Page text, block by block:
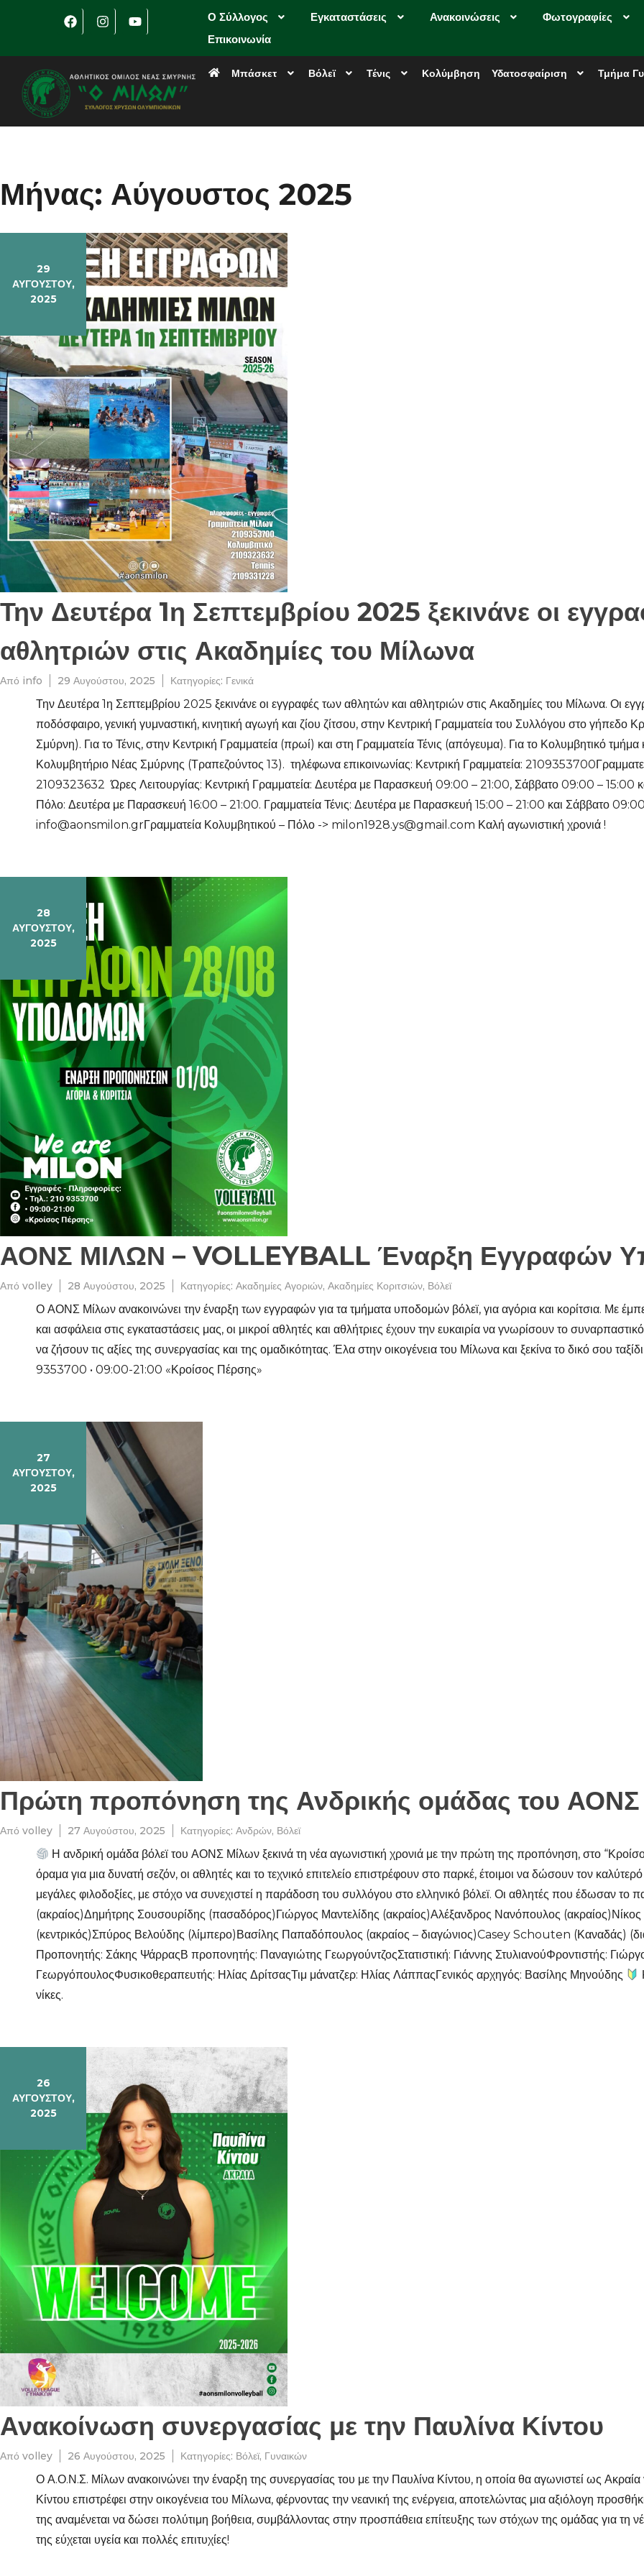
Ο Σύλλογος Εγκαταστάσεις Ανακοινώσεις Φωτογραφίες
Επικοινωνία
Μπάσκετ Βόλεϊ Τένις Κολύμβηση Υδατοσφαίριση Τμήμα
Μήνας: Αύγουστος 2025
29
ΑΥΓΟΎΣΤΟΥ,
2025
Την Δευτέρα 1η Σεπτεμβρίου 2025 ξεκινάνε οι
αθλητριών στις Ακαδημίες του Μίλωνα
Από info 29 Αυγούστου, 2025 Κατηγορίες: Γενικά
Την Δευτέρα 1η Σεπτεμβρίου 2025 ξεκινάνε οι εγγραφές των αθλητών και αθλητριών στις Ακαδημίες του Μίλωνα. Οι
ποδόσφαιρο, γενική γυμναστική, κινητική αγωγή και ζίου ζίτσου, στην Κεντρική Γραμματεία του Συλλόγου στο
Σμύρνη). Για το Τένις, στην Κεντρική Γραμματεία (πρωί) και στη Γραμματεία Τένις (απόγευμα). Για το Κολυμβητικό
Κολυμβητήριο Νέας Σμύρνης (Τραπεζούντος 13). τηλέφωνα επικοινωνίας: Κεντρική Γραμματεία:
2109323632 Ώρες Λειτουργίας: Κεντρική Γραμματεία: Δευτέρα με Παρασκευή 09:00 – 21:00, Σάββατο 09:00 – 15:00
Πόλο: Δευτέρα με Παρασκευή 16:00 – 21:00. Γραμματεία Τένις: Δευτέρα με Παρασκευή 15:00 – 21:00 και Σάββατο
info@aonsmilon.grΓραμματεία Κολυμβητικού – Πόλο -> milon1928.ys@gmail.com Καλή αγωνιστική χρονιά !
28
ΑΥΓΟΎΣΤΟΥ,
2025
ΑΟΝΣ ΜΙΛΩΝ – VOLLEYBALL Έναρξη Εγγραφών
Από volley 28 Αυγούστου, 2025 Κατηγορίες: Ακαδημίες Αγοριών, Ακαδημίες Κοριτσιών, Βόλεϊ
Ο ΑΟΝΣ Μίλων ανακοινώνει την έναρξη των εγγραφών για τα τμήματα υποδομών βόλεϊ, για αγόρια και κορίτσια. Με
και ασφάλεια στις εγκαταστάσεις μας, οι μικροί αθλητές και αθλήτριες έχουν την ευκαιρία να γνωρίσουν το
να ζήσουν τις αξίες της συνεργασίας και της ομαδικότητας. Έλα στην οικογένεια του Μίλωνα και ξεκίνα το δικό σου
9353700 • 09:00-21:00 «Κροίσος Πέρσης»
27
ΑΥΓΟΎΣΤΟΥ,
2025
Πρώτη προπόνηση της Ανδρικής ομάδας του
Από volley 27 Αυγούστου, 2025 Κατηγορίες: Ανδρών, Βόλεϊ
Η ανδρική ομάδα βόλεϊ του ΑΟΝΣ Μίλων ξεκινά τη νέα αγωνιστική χρονιά με την πρώτη της προπόνηση, στο
όραμα για μια δυνατή σεζόν, οι αθλητές και το τεχνικό επιτελείο επιστρέφουν στο παρκέ, έτοιμοι να δώσουν τον
μεγάλες φιλοδοξίες, με στόχο να συνεχιστεί η παράδοση του συλλόγου στο ελληνικό βόλεϊ. Οι αθλητές που έδωσαν
(ακραίος)Δημήτρης Σουσουρίδης (πασαδόρος)Γιώργος Μαντελίδης (ακραίος)Αλέξανδρος Νανόπουλος
(κεντρικός)Σπύρος Βελούδης (λίμπερο)Βασίλης Παπαδόπουλος (ακραίος – διαγώνιος)Casey Schouten (Καναδάς)
Προπονητής: Σάκης ΨάρραςΒ προπονητής: Παναγιώτης ΓεωργούντζοςΣτατιστική: Γιάννης ΣτυλιανούΦροντιστής:
ΓεωργόπουλοςΦυσικοθεραπευτής: Ηλίας ΔρίτσαςΤιμ μάνατζερ: Ηλίας ΛάππαςΓενικός αρχηγός: Βασίλης Μηνούδης
νίκες.
26
ΑΥΓΟΎΣΤΟΥ,
2025
Ανακοίνωση συνεργασίας με την Παυλίνα Κίντου
Από volley 26 Αυγούστου, 2025 Κατηγορίες: Βόλεϊ, Γυναικών
Ο Α.Ο.Ν.Σ. Μίλων ανακοινώνει την έναρξη της συνεργασίας του με την Παυλίνα Κίντου, η οποία θα αγωνιστεί ως
Κίντου επιστρέφει στην οικογένεια του Μίλωνα, φέρνοντας την νεανική της ενέργεια, αποτελώντας μια αξιόλογη
της αναμένεται να δώσει πολύτιμη βοήθεια, συμβάλλοντας στην προσπάθεια επίτευξης των στόχων της ομάδας για τη
της εύχεται υγεία και πολλές επιτυχίες!